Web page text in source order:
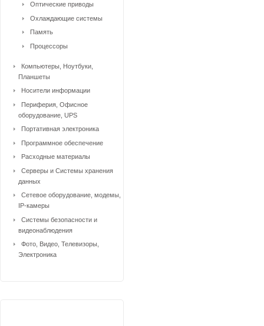
Оптические приводы
Охлаждающие системы
Память
Процессоры
Компьютеры, Ноутбуки,
Планшеты
Носители информации
Периферия, Офисное
оборудование, UPS
Портативная электроника
Программное обеспечение
Расходные материалы
Серверы и Системы хранения
данных
Сетевое оборудование, модемы,
IP-камеры
Системы безопасности и
видеонаблюдения
Фото, Видео, Телевизоры,
Электроника